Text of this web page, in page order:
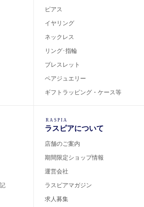
ピアス
イヤリング
ネックレス
リング･指輪
ブレスレット
ペアジュエリー
ギフトラッピング・ケース等
RASPIA
ラスピアについて
店舗のご案内
期間限定ショップ情報
運営会社
ラスピアマガジン
求人募集